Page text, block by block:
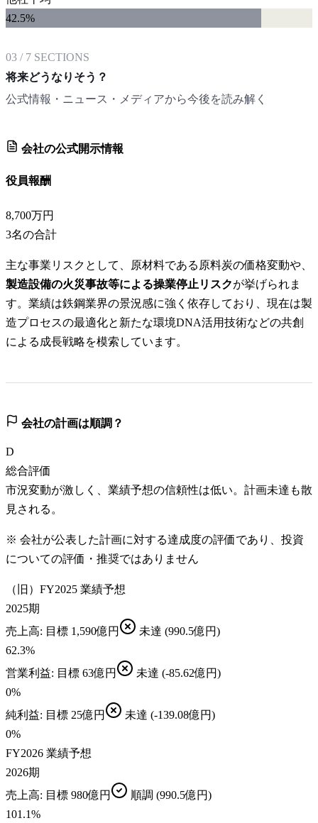
42.5%
03 / 7 SECTIONS
将来どうなりそう？
公式情報・ニュース・メディアから今後を読み解く
会社の公式開示情報
役員報酬
8,700万円
3名の合計
主な事業リスクとして、原材料である原料炭の価格変動や、
製造設備の火災事故等による操業停止リスクが挙げられま
す。業績は鉄鋼業界の景況感に強く依存しており、現在は製
造プロセスの最適化と新たな環境DNA活用技術などの共創
による成長戦略を模索しています。
会社の計画は順調？
D
総合評価
市況変動が激しく、業績予想の信頼性は低い。計画未達も散
見される。
※ 会社が公表した計画に対する達成度の評価であり、投資
についての評価・推奨ではありません
（旧）FY2025 業績予想
2025期
売上高: 目標 1,590億円 未達 (990.5億円)
62.3%
営業利益: 目標 63億円 未達 (-85.62億円)
0%
純利益: 目標 25億円 未達 (-139.08億円)
0%
FY2026 業績予想
2026期
売上高: 目標 980億円 順調 (990.5億円)
101.1%